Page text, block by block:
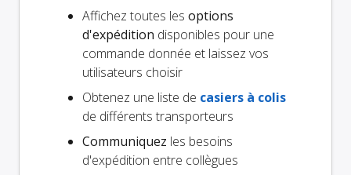
Affichez toutes les options
d'expédition disponibles pour une
commande donnée et laissez vos
utilisateurs choisir
Obtenez une liste de casiers à colis
de différents transporteurs
Communiquez les besoins
d'expédition entre collègues